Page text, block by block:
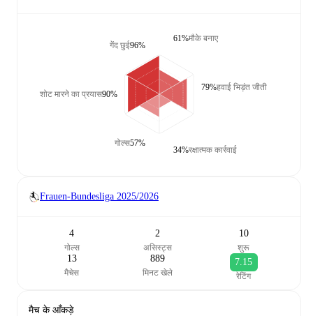
गेंद छुई96%
शोट मारने का प्रयास90%
गोल्स57%
मौके बनाए
61%
हवाई भिड़ंत जीती
79%
रक्षात्मक कार्रवाई
34%
Frauen-Bundesliga 2025/2026
4
गोल्स
2
असिस्ट्स
10
शुरू
13
मैचेस
889
मिनट खेले
7.15
रेटिंग
मैच के आँकड़े